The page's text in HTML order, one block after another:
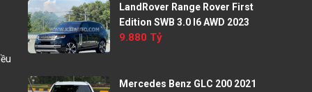
LandRover Range Rover First
Edition SWB 3.0 I6 AWD 2023
9.880 Tỷ
Mercedes Benz GLC 200 2021